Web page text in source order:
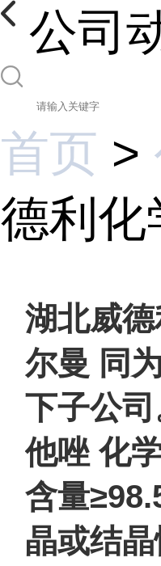
公司
首页 >
德利化
湖北威
尔曼 同
下子公
他唑 化
含量
晶或结